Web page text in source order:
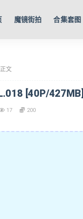
魔镜街拍 合集套图
正文
[40P/427MB]
17 200